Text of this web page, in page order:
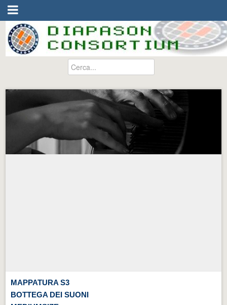
MAPPATURA S3
BOTTEGA DEI SUONI